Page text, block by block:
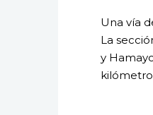
Una vía
La
y